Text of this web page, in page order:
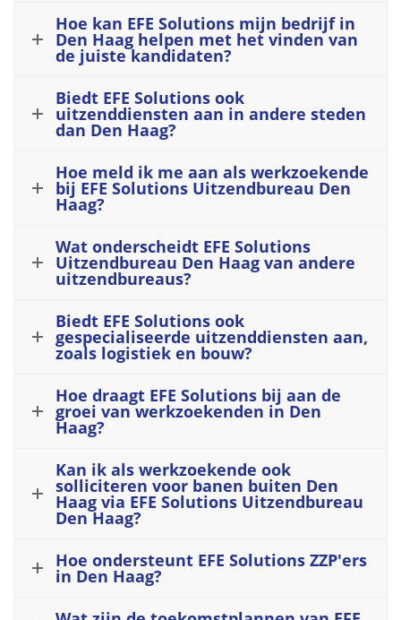
Hoe kan EFE Solutions mijn bedrijf in
Den Haag helpen met het vinden van
de juiste kandidaten?
Biedt EFE Solutions ook
uitzenddiensten aan in andere steden
dan Den Haag?
Hoe meld ik me aan als werkzoekende
bij EFE Solutions Uitzendbureau Den
Haag?
Wat onderscheidt EFE Solutions
Uitzendbureau Den Haag van andere
uitzendbureaus?
Biedt EFE Solutions ook
gespecialiseerde uitzenddiensten aan,
zoals logistiek en bouw?
Hoe draagt EFE Solutions bij aan de
groei van werkzoekenden in Den
Haag?
Kan ik als werkzoekende ook
solliciteren voor banen buiten Den
Haag via EFE Solutions Uitzendbureau
Den Haag?
Hoe ondersteunt EFE Solutions ZZP'ers
in Den Haag?